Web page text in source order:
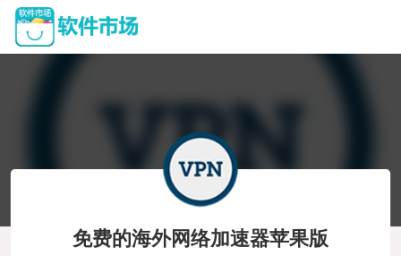
免费的海外网络加速器苹果版